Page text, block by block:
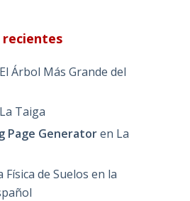
El Árbol Más Grande del
La Taiga
Page Generatoren La
Física de Suelos en la